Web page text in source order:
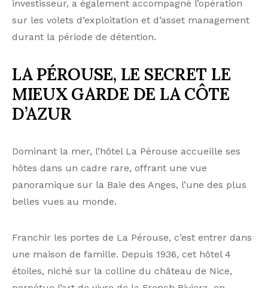
investisseur, a également accompagné l’opération
sur les volets d’exploitation et d’asset management
durant la période de détention.
LA PÉROUSE, LE SECRET LE
MIEUX GARDE DE LA CÔTE
D’AZUR
Dominant la mer, l’hôtel La Pérouse accueille ses
hôtes dans un cadre rare, offrant une vue
panoramique sur la Baie des Anges, l’une des plus
belles vues au monde.
Franchir les portes de La Pérouse, c’est entrer dans
une maison de famille. Depuis 1936, cet hôtel 4
étoiles, niché sur la colline du château de Nice,